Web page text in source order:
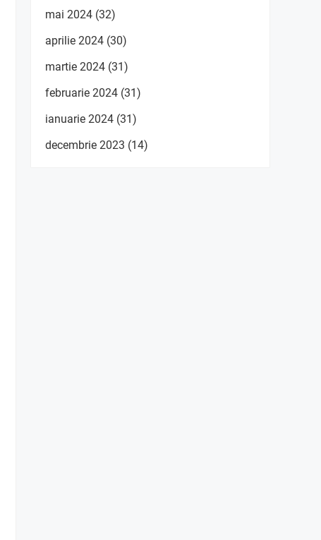
mai 2024 (32)
aprilie 2024 (30)
martie 2024 (31)
februarie 2024 (31)
ianuarie 2024 (31)
decembrie 2023 (14)